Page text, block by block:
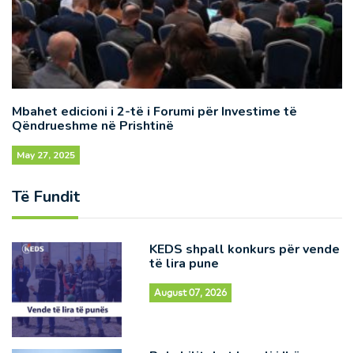
Mbahet edicioni i 2-të i Forumi për Investime të
Qëndrueshme në Prishtinë
May 27, 2025
Të Fundit
KEDS shpall konkurs për vende
të lira pune
August 07, 2026